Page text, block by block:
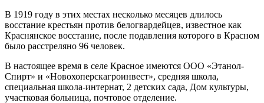
В 1919 году в этих местах несколько месяцев длилось
восстание крестьян против белогвардейцев, известное как
Краснянское восстание, после подавления которого в Красном
было расстреляно 96 человек.
В настоящее время в селе Красное имеются ООО «Этанол-
Спирт» и «Новохоперскагроинвест», средняя школа,
специальная школа-интернат, 2 детских сада, Дом культуры,
участковая больница, почтовое отделение.